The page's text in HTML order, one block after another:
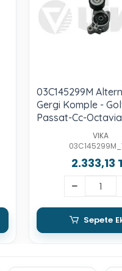
03C145299M
Gergi Komple -
Passat-Cc-
Toledo-Leon-1.4
Blg-Cava
VIKA
2.333,13
Sepete